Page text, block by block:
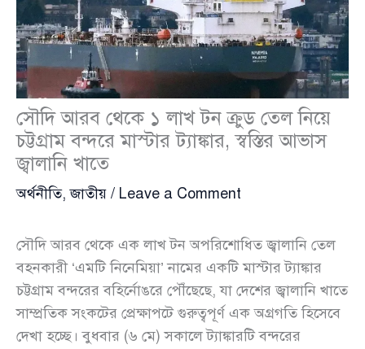
সৌদি আরব থেকে ১ লাখ টন ক্রুড তেল নিয়ে
চট্টগ্রাম বন্দরে মাস্টার ট্যাঙ্কার, স্বস্তির আভাস
জ্বালানি খাতে
অর্থনীতি,জাতীয় / Leave a Comment
সৌদি আরব থেকে এক লাখ টন অপরিশোধিত জ্বালানি তেল
বহনকারী ‘এমটি নিনেমিয়া’ নামের একটি মাস্টার ট্যাঙ্কার
চট্টগ্রাম বন্দরের বহির্নোঙরে পৌঁছেছে, যা দেশের জ্বালানি খাতে
সাম্প্রতিক সংকটের প্রেক্ষাপটে গুরুত্বপূর্ণ এক অগ্রগতি হিসেবে
দেখা হচ্ছে। বুধবার (৬ মে) সকালে ট্যাঙ্কারটি বন্দরের